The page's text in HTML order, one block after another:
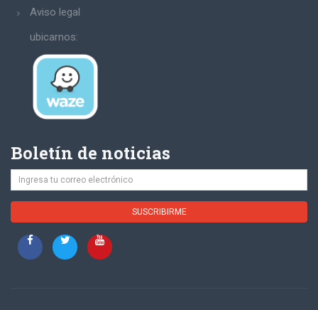
Aviso legal
ubicarnos:
Boletín de noticias